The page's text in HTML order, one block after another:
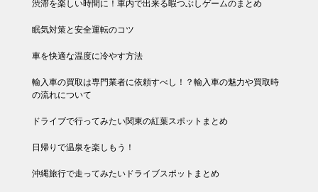
渋滞を楽しい時間に！車内で出来る暇つぶしゲームのまとめ
眠気対策と安全運転のコツ
車を快適な温度に冷やす方法
輸入車の買取は専門業者に依頼すべし！？輸入車の魅力や買取時
の流れについて
ドライブで行ってみたい関東の紅葉スポットまとめ
日帰りで温泉を楽しもう！
沖縄旅行で走ってみたいドライブスポットまとめ